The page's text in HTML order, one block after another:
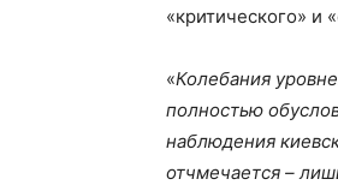
«критического» и
«Колебания
полностью
наблюдения
отчмечается –